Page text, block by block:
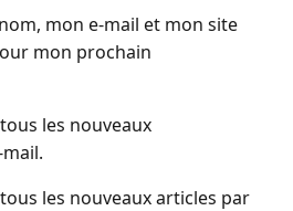
mon e-mail et mon site
mon prochain
les nouveaux
les nouveaux articles par